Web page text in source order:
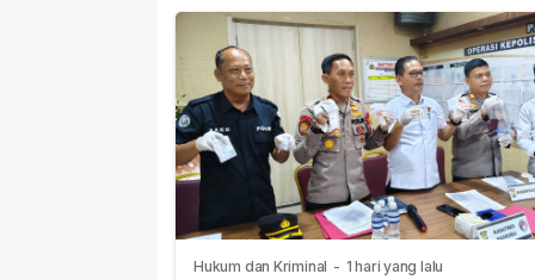
Hukum dan Kriminal - 1 hari yang lalu